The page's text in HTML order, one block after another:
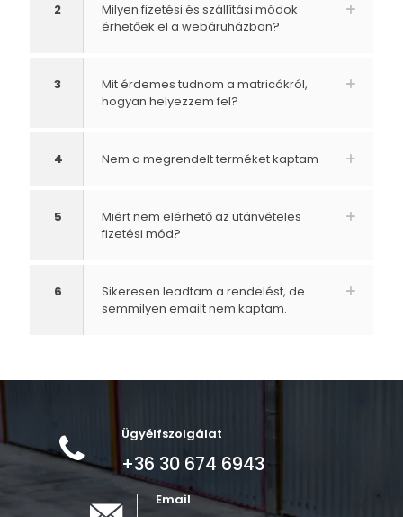
2
Milyen fizetési és szállítási módok
érhetőek el a webáruházban?
3
Mit érdemes tudnom a matricákról,
hogyan helyezzem fel?
4 Nem a megrendelt terméket kaptam
5
Miért nem elérhető az utánvételes
fizetési mód?
6
Sikeresen leadtam a rendelést, de
semmilyen emailt nem kaptam.
Ügyélfszolgálat
+36 30 674 6943
Email